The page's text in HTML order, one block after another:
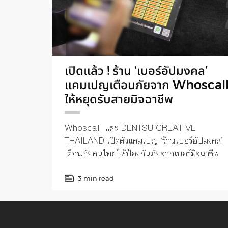
เปิดแล้ว ! ร้าน ‘เบอร์อัปมงคล’
แคมเปญเตือนภัยจาก
ให้หยุดรับสายมิจฉาชีพ
Whoscall และ DENTSU CREATIVE
THAILAND เปิดตัวแคมเปญ ‘ร้านเบอร์อัปมงคล’
เตือนภัยคนไทยให้ป้องกันภัยจากเบอร์มิจฉาชีพ
3 min read